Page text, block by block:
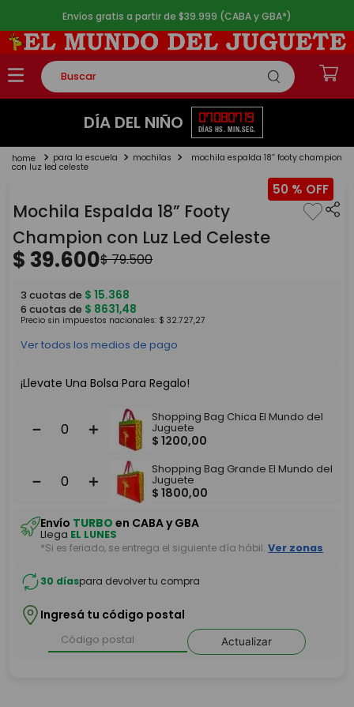
Envíos gratis a partir de $39.999 (CABA y GBA*)
Buscar
TÉRMINOS MÁS BUSCADOS
2.
lego
4.
monopatin
5. toy story
DÍA DEL NIÑO 07
DÍAS
08
HS.
07
MIN.
19
SEG.
para la escuela mochilas mochila espalda 18” footy champion
con luz led celeste
50 %
Mochila Espalda 18” Footy
Champion con Luz Led Celeste
$ 39.600$79.500
3 cuotas de $ 15.368
6 cuotas de $ 8631,48
Precio sin impuestos nacionales: $ 32.727,27
Ver todos los medios de pago
¡Llevate Una Bolsa Para Regalo!
＋
－
Shopping Bag Chica El Mundo del
Juguete
$ 1200,00
＋
－
Shopping Bag Grande El Mundo del
Juguete
$ 1800,00
Envío TURBO en CABA y GBA
Llega EL LUNES
*Si es feriado, se entrega el siguiente día hábil. Ver zonas
30 díaspara devolver tu compra
Ingresá tu código postal
Actualizar